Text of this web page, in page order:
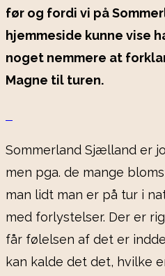
før og fordi vi på
hjemmeside kunne vise
noget nemmere at
Magne til turen.
Sommerland Sjælland er
men pga. de mange
man lidt man er på tur i
med forlystelser. Der er
får følelsen af det er
kan kalde det det, hvilke